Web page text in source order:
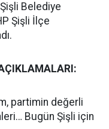
Şişli Belediye
Şişli İlçe
partimin değerli
Bugün Şişli için